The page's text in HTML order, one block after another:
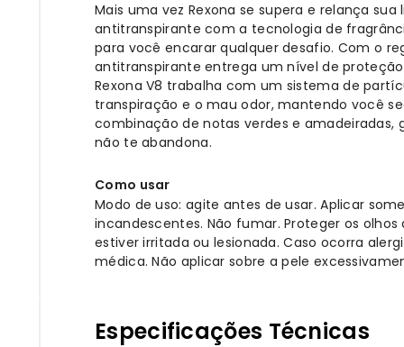
Mais uma vez Rexona se supera e relança
antitranspirante com a tecnologia de
para você encarar qualquer desafio. Com o
antitranspirante entrega um nível de
Rexona V8 trabalha com um sistema de
transpiração e o mau odor, mantendo você
combinação de notas verdes e amadeiradas,
não te abandona.
Como usar
Modo de uso: agite antes de usar. Aplicar
incandescentes. Não fumar. Proteger os
estiver irritada ou lesionada. Caso ocorra
médica. Não aplicar sobre a pele
Especificações Técnicas